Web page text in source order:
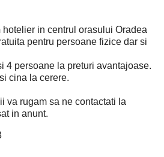
in centrul orasului Oradea
pentru persoane fizice dar si
4 persoane la preturi avantajoase.
cina la cerere.
va rugam sa ne contactati la
in anunt.